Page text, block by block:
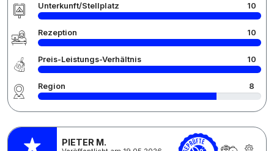
Unterkunft/Stellplatz 10
Rezeption 10
Preis-Leistungs-Verhältnis 10
Region 8
PIETER M.